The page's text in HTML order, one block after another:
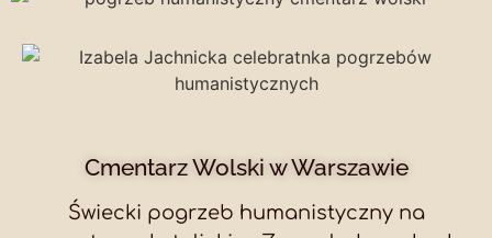
Cmentarz Wolski w Warszawie
Świecki pogrzeb humanistyczny na